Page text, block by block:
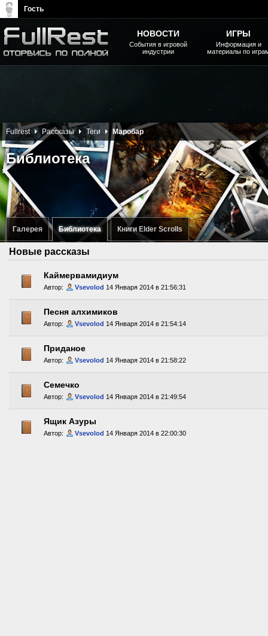
Галерея Библиотека Книги Elder Scrolls
Библиотека
Fullrest Рассказы Теги Маробар
Новые рассказы
Каймервамидиум
Автор: Vsevolod 14 Января 2014 в 21:56:31
Песня алхимиков
Автор: Vsevolod 14 Января 2014 в 21:54:14
Приданое
Автор: Vsevolod 14 Января 2014 в 21:58:22
Семечко
Автор: Vsevolod 14 Января 2014 в 21:49:54
Ящик Азуры
Автор: Vsevolod 14 Января 2014 в 22:00:30
НОВОСТИ
События в игровой
индустрии
ИГРЫ
Информация и
материалы по
Гость